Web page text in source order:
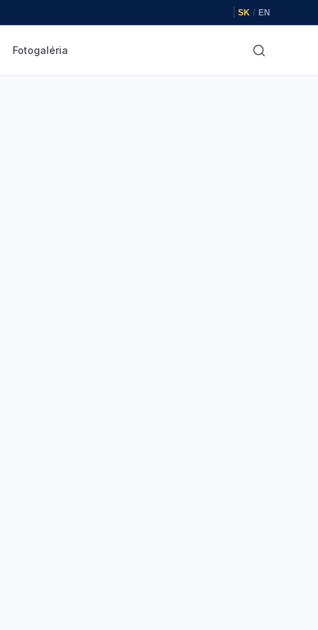
SK / EN
Fotogaléria